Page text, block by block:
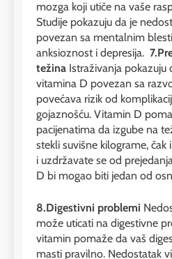
mozga koji utiče na vaše
Studije pokazuju da je
povezan sa mentalnim
anksioznost i depresija.
težina Istraživanja pokazuju
vitamina D povezan sa
povećava rizik od
gojaznošću. Vitamin D
pacijenatima da izgube na
stekli suvišne kilograme,
i uzdržavate se od
D bi mogao biti jedan od
8.Digestivni problemi
može uticati na digestivne
vitamin pomaže da vaš
masti pravilno. Nedostatak